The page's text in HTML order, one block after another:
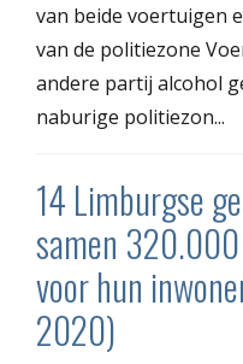
van beide voertuigen
van de politiezone
andere partij alcohol
naburige politiezon...
14 Limburgse
samen
voor hun
2020)